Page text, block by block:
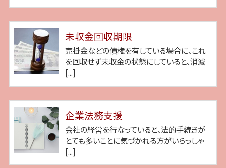
未収金回収期限
売掛金などの債権を有している場合に、これ
を回収せず未収金の状態にしていると、消滅
[...]
企業法務支援
会社の経営を行なっていると、法的手続きが
とても多いことに気づかれる方がいらっしゃ
[...]